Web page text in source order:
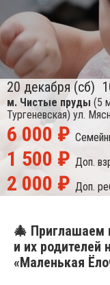
20 декабря (сб)
м. Чистые пруды (5
Тургеневская) ул.
6 000 ₽
1 500 ₽ Доп.
2 000 ₽ Доп.
🎄 Приглашаем
и их родителей
«Маленькая